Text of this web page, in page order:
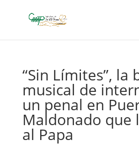
“Sin Límites”, la
musical de
un penal en
Maldonado que
al Papa